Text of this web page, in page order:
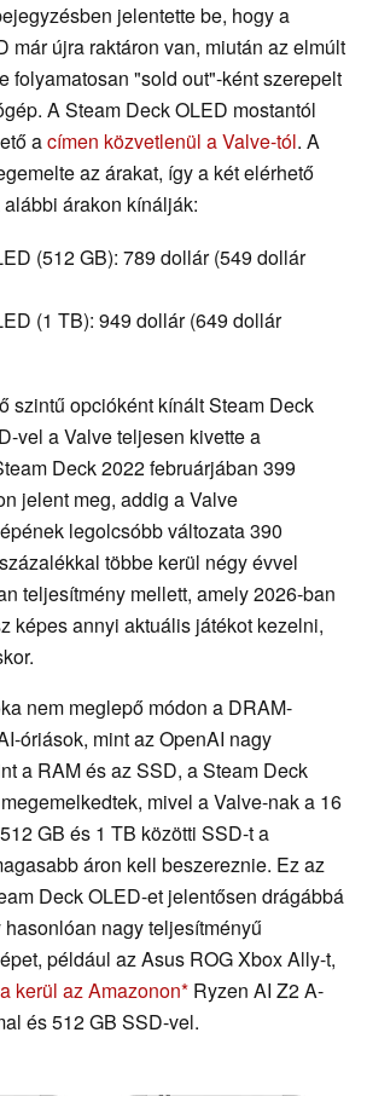
jelentette be, hogy a
már újra raktáron van, miután az elmúlt
folyamatosan "sold out"-ként szerepelt
A Steam Deck OLED mostantól
acímen közvetlenül a Valve-tól. A
az árakat, így a két elérhető
árakon kínálják:
(512 GB): 789 dollár (549 dollár
(1 TB): 949 dollár (649 dollár
szintű opcióként kínált Steam Deck
vel a Valve teljesen kivette a
Deck 2022 februárjában 399
jelent meg, addig a Valve
legolcsóbb változata 390
többe kerül négy évvel
teljesítmény mellett, amely 2026-ban
képes annyi aktuális játékot kezelni,
nem meglepő módon a DRAM-
óriások, mint az OpenAI nagy
a RAM és az SSD, a Steam Deck
mivel a Valve-nak a 16
GB és 1 TB közötti SSD-t a
áron kell beszereznie. Ez az
Deck OLED-et jelentősen drágábbá
nagy teljesítményű
például az Asus ROG Xbox Ally-t,
kerül az Amazonon Ryzen AI Z2 A-
és 512 GB SSD-vel.